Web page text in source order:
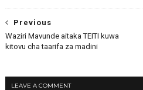
Previous
Waziri Mavunde aitaka TEITI kuwa
kitovu cha taarifa za madini
LEAVE A COMMENT